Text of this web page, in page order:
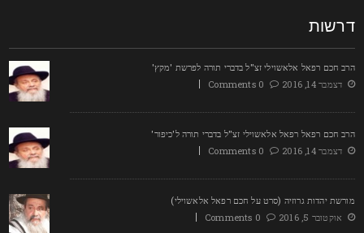
חכם רפאל אלאשוילי זצ"ל בדברי תורה לפרשת 'מקץ'
דצמבר 14, 2016
0 Comments
חכם רפאל רפאל אלאשוילי זצ"ל בדברי תורה ל'כיפור'
דצמבר 14, 2016
0 Comments
יהדות גרוזיה (סרט על חכם רפאל אלאשוילי)
אוקטובר 5, 2016
0 Comments